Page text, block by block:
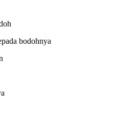
bodohnya